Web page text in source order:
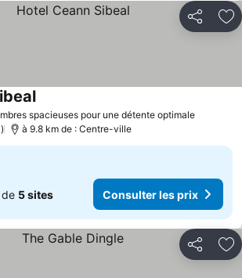
Partager
spacieuses pour une détente optimale
à 9.8 km de : Centre-ville
5 sites Consulter les prix
Partager